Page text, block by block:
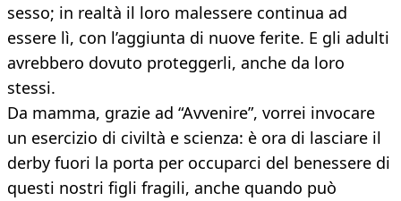
sesso; in realtà il loro malessere continua ad
essere lì, con l’aggiunta di nuove ferite. E gli adulti
avrebbero dovuto proteggerli, anche da loro
stessi.
Da mamma, grazie ad “Avvenire”, vorrei invocare
un esercizio di civiltà e scienza: è ora di lasciare il
derby fuori la porta per occuparci del benessere di
questi nostri figli fragili, anche quando può